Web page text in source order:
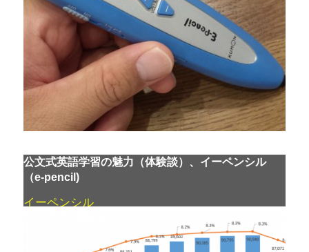
公文式英語学習の魅力（体験談）、イーペンシル
（e-pencil)
イーペンシル